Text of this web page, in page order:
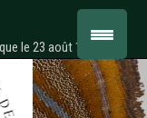
le 23 août 1878